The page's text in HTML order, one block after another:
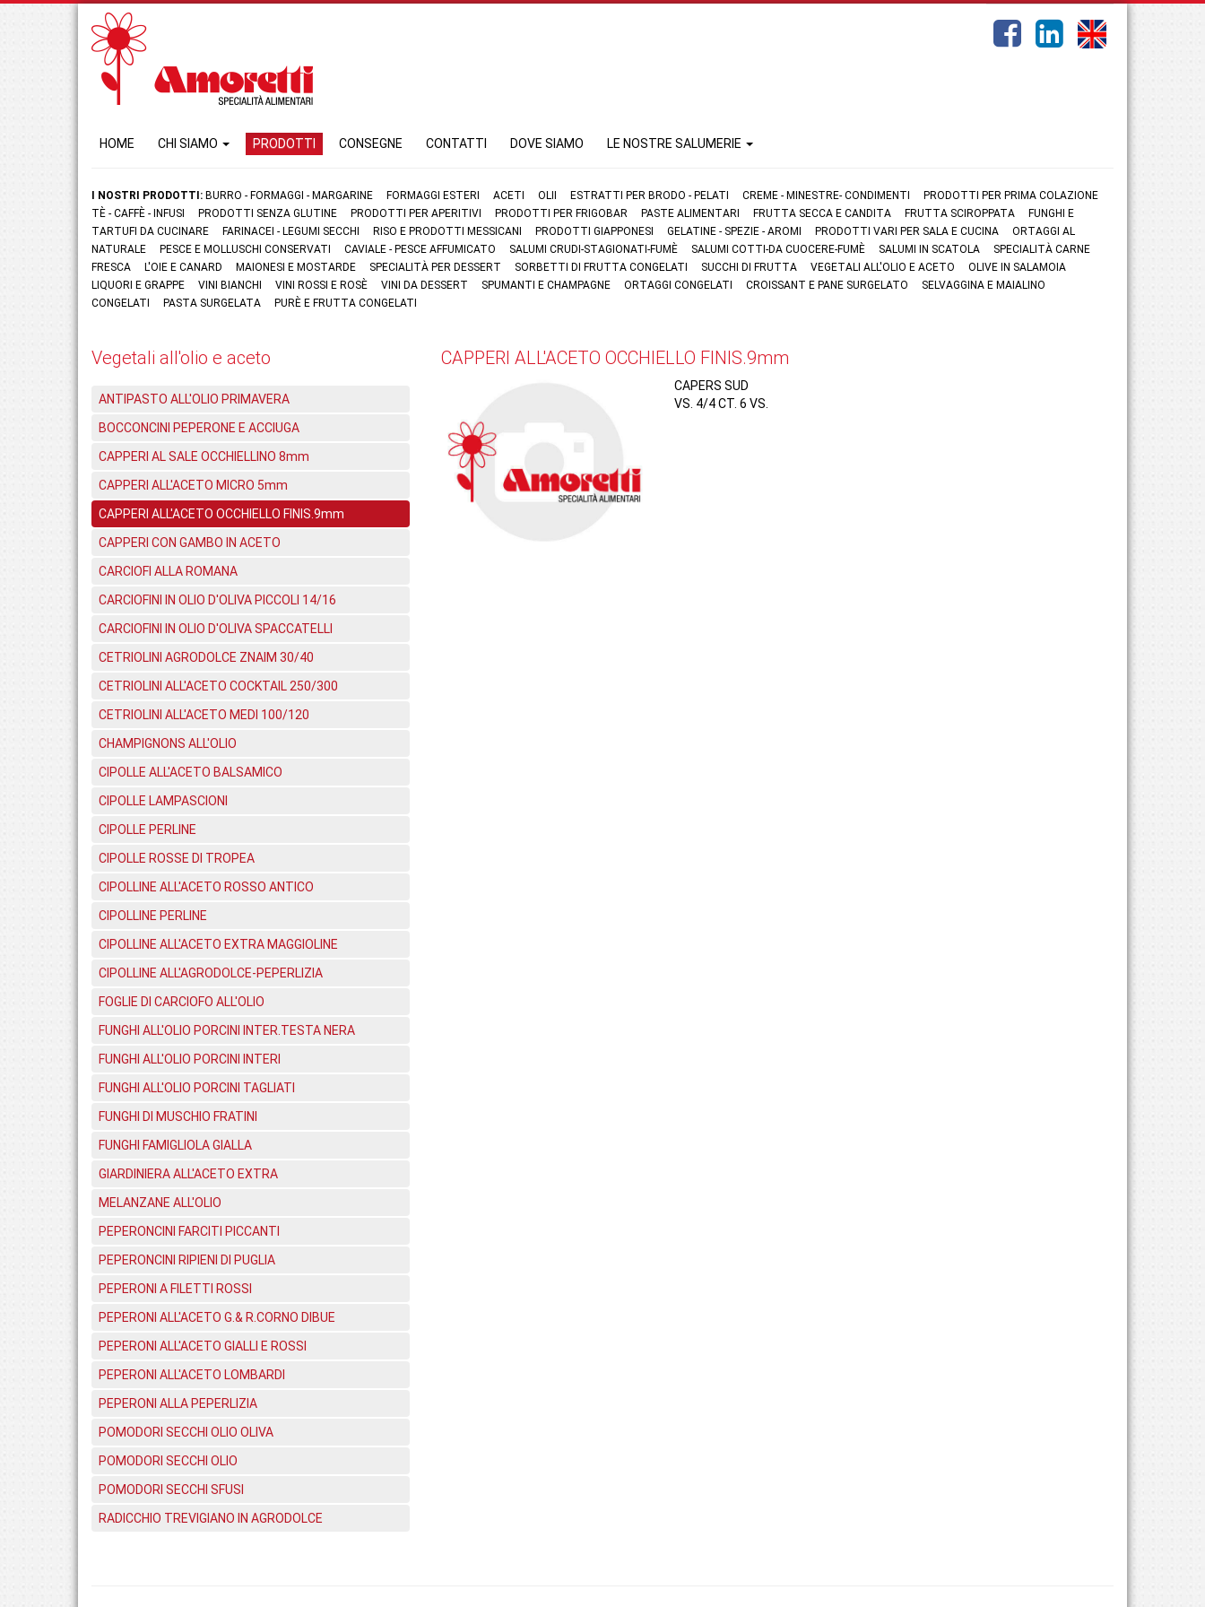
HOME CHI SIAMO PRODOTTI CONSEGNE CONTATTI DOVE SIAMO LE NOSTRE SALUMERIE
I NOSTRI PRODOTTI: BURRO - FORMAGGI - MARGARINE FORMAGGI ESTERI ACETI OLII ESTRATTI PER BRODO - PELATI CREME - MINESTRE- CONDIMENTI
PRODOTTI PER PRIMA COLAZIONE
TÈ - CAFFÈ - INFUSI
PRODOTTI SENZA GLUTINE PRODOTTI PER APERITIVI PRODOTTI PER FRIGOBAR PASTE ALIMENTARI FRUTTA SECCA E CANDITA FRUTTA SCIROPPATA
FUNGHI E
TARTUFI DA CUCINARE
FARINACEI - LEGUMI SECCHI RISO E PRODOTTI MESSICANI PRODOTTI GIAPPONESI GELATINE - SPEZIE - AROMI PRODOTTI VARI PER SALA E CUCINA
ORTAGGI AL
NATURALE
PESCE E MOLLUSCHI CONSERVATI CAVIALE - PESCE AFFUMICATO SALUMI CRUDI-STAGIONATI-FUMÈ SALUMI COTTI-DA CUOCERE-FUMÈ SALUMI IN SCATOLA
SPECIALITÀ CARNE
FRESCA
L'OIE E CANARD MAIONESI E MOSTARDE SPECIALITÀ PER DESSERT SORBETTI DI FRUTTA CONGELATI SUCCHI DI FRUTTA VEGETALI ALL'OLIO E ACETO
OLIVE IN SALAMOIA
LIQUORI E GRAPPE
VINI BIANCHI VINI ROSSI E ROSÈ VINI DA DESSERT SPUMANTI E CHAMPAGNE ORTAGGI CONGELATI CROISSANT E PANE SURGELATO
SELVAGGINA E MAIALINO
CONGELATI
PASTA SURGELATA PURÈ E FRUTTA CONGELATI
Vegetali all'olio e aceto
ANTIPASTO ALL'OLIO PRIMAVERA
BOCCONCINI PEPERONE E ACCIUGA
CAPPERI AL SALE OCCHIELLINO 8mm
CAPPERI ALL'ACETO MICRO 5mm
CAPPERI ALL'ACETO OCCHIELLO FINIS.9mm
CAPPERI CON GAMBO IN ACETO
CARCIOFI ALLA ROMANA
CARCIOFINI IN OLIO D'OLIVA PICCOLI 14/16
CARCIOFINI IN OLIO D'OLIVA SPACCATELLI
CETRIOLINI AGRODOLCE ZNAIM 30/40
CETRIOLINI ALL'ACETO COCKTAIL 250/300
CETRIOLINI ALL'ACETO MEDI 100/120
CHAMPIGNONS ALL'OLIO
CIPOLLE ALL'ACETO BALSAMICO
CIPOLLE LAMPASCIONI
CIPOLLE PERLINE
CIPOLLE ROSSE DI TROPEA
CIPOLLINE ALL'ACETO ROSSO ANTICO
CIPOLLINE PERLINE
CIPOLLINE ALL'ACETO EXTRA MAGGIOLINE
CIPOLLINE ALL'AGRODOLCE-PEPERLIZIA
FOGLIE DI CARCIOFO ALL'OLIO
FUNGHI ALL'OLIO PORCINI INTER.TESTA NERA
FUNGHI ALL'OLIO PORCINI INTERI
FUNGHI ALL'OLIO PORCINI TAGLIATI
FUNGHI DI MUSCHIO FRATINI
FUNGHI FAMIGLIOLA GIALLA
GIARDINIERA ALL'ACETO EXTRA
MELANZANE ALL'OLIO
PEPERONCINI FARCITI PICCANTI
PEPERONCINI RIPIENI DI PUGLIA
PEPERONI A FILETTI ROSSI
PEPERONI ALL'ACETO G.& R.CORNO DIBUE
PEPERONI ALL'ACETO GIALLI E ROSSI
PEPERONI ALL'ACETO LOMBARDI
PEPERONI ALLA PEPERLIZIA
POMODORI SECCHI OLIO OLIVA
POMODORI SECCHI OLIO
POMODORI SECCHI SFUSI
RADICCHIO TREVIGIANO IN AGRODOLCE
CAPPERI ALL'ACETO OCCHIELLO FINIS.9mm
CAPERS SUD
VS. 4/4 CT. 6 VS.